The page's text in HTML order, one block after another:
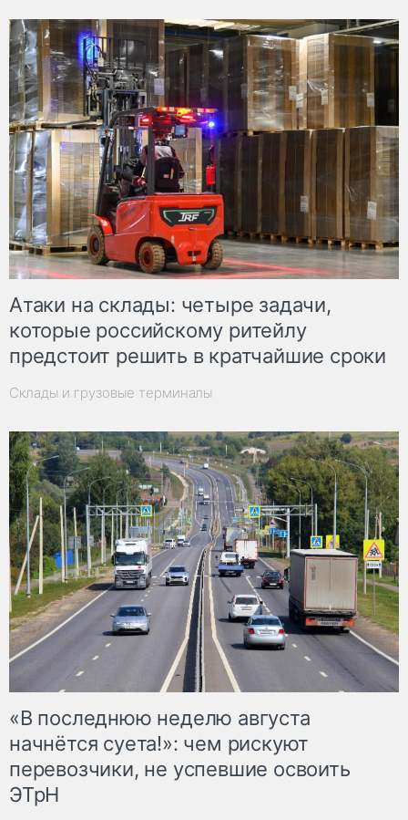
Атаки на склады: четыре задачи,
которые российскому ритейлу
предстоит решить в кратчайшие сроки
Склады и грузовые терминалы
«В последнюю неделю августа
начнётся суета!»: чем рискуют
перевозчики, не успевшие освоить
ЭТрН